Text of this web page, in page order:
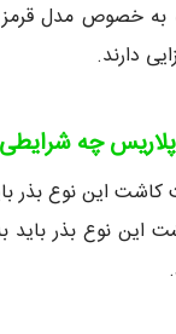
به خصوص مدل
دارند.
چه
این نوع بذر
این نوع بذر